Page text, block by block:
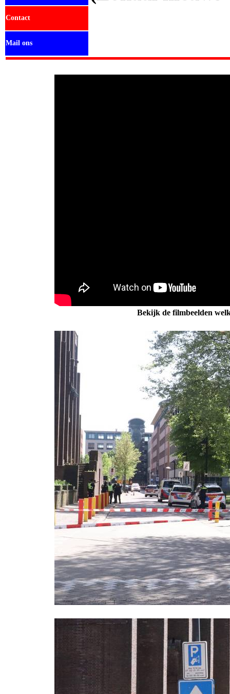
Contact
Mail ons
Bekijk de filmbeelden